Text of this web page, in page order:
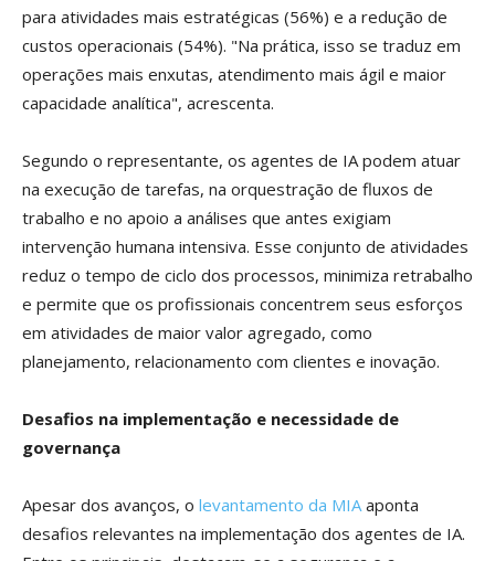
para atividades mais estratégicas (56%) e a redução de
custos operacionais (54%). "Na prática, isso se traduz em
operações mais enxutas, atendimento mais ágil e maior
capacidade analítica", acrescenta.
Segundo o representante, os agentes de IA podem atuar
na execução de tarefas, na orquestração de fluxos de
trabalho e no apoio a análises que antes exigiam
intervenção humana intensiva. Esse conjunto de atividades
reduz o tempo de ciclo dos processos, minimiza retrabalho
e permite que os profissionais concentrem seus esforços
em atividades de maior valor agregado, como
planejamento, relacionamento com clientes e inovação.
Desafios na implementação e necessidade de
governança
Apesar dos avanços, o levantamento da MIA aponta
desafios relevantes na implementação dos agentes de IA.